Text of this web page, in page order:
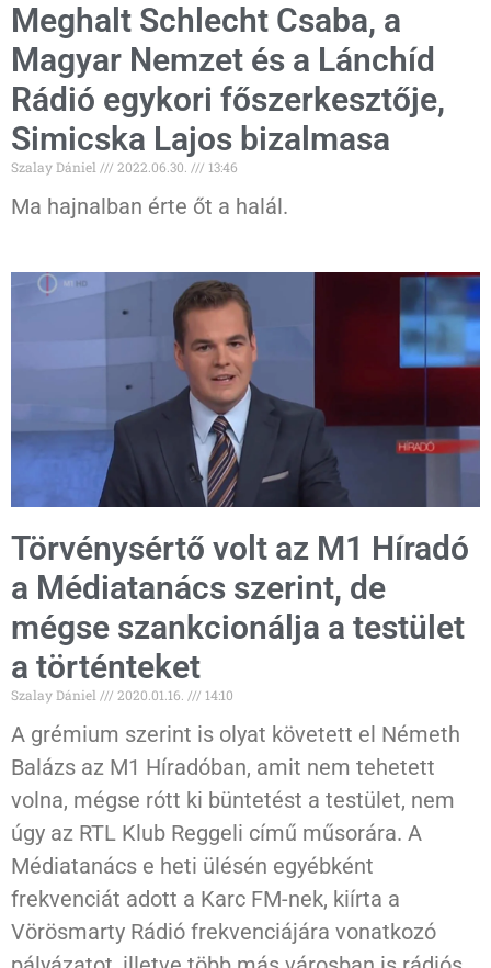
Meghalt Schlecht Csaba, a
Magyar Nemzet és a Lánchíd
Rádió egykori főszerkesztője,
Simicska Lajos bizalmasa
Szalay Dániel 2022.06.30. 13:46
Ma hajnalban érte őt a halál.
Törvénysértő volt az M1 Híradó
a Médiatanács szerint, de
mégse szankcionálja a testület
a történteket
Szalay Dániel 2020.01.16. 14:10
A grémium szerint is olyat követett el Németh
Balázs az M1 Híradóban, amit nem tehetett
volna, mégse rótt ki büntetést a testület, nem
úgy az RTL Klub Reggeli című műsorára. A
Médiatanács e heti ülésén egyébként
frekvenciát adott a Karc FM-nek, kiírta a
Vörösmarty Rádió frekvenciájára vonatkozó